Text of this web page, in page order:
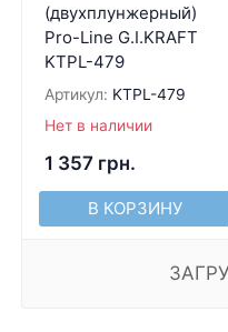
(двухплунжерный)
Pro-Line G.I.KRAFT
KTPL-479
Артикул: KTPL-479
Нет в наличии
1 357 грн.
В КОРЗИНУ